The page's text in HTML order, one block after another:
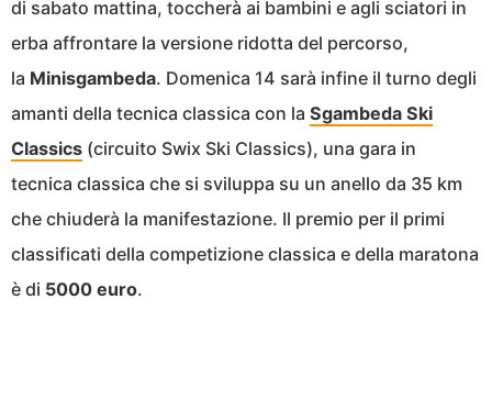
di sabato mattina, toccherà ai bambini e agli sciatori in
erba affrontare la versione ridotta del percorso,
la Minisgambeda. Domenica 14 sarà infine il turno degli
amanti della tecnica classica con la Sgambeda Ski
Classics (circuito Swix Ski Classics), una gara in
tecnica classica che si sviluppa su un anello da 35 km
che chiuderà la manifestazione. Il premio per il primi
classificati della competizione classica e della maratona
è di 5000 euro.